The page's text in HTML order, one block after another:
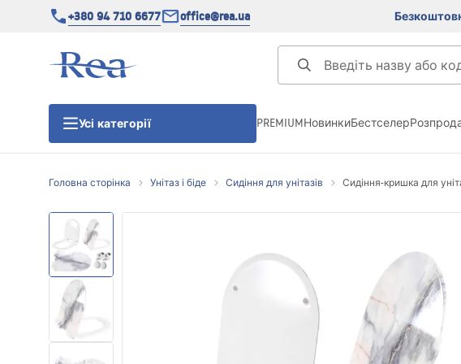
+380 94 710 6677 office@rea.ua
Усі категорії
Душові лінійні зливи
PREMIUMНовинкиБестселер
Головна сторінка Унітаз і біде Сидіння для унітазів Сидіння-кришка для